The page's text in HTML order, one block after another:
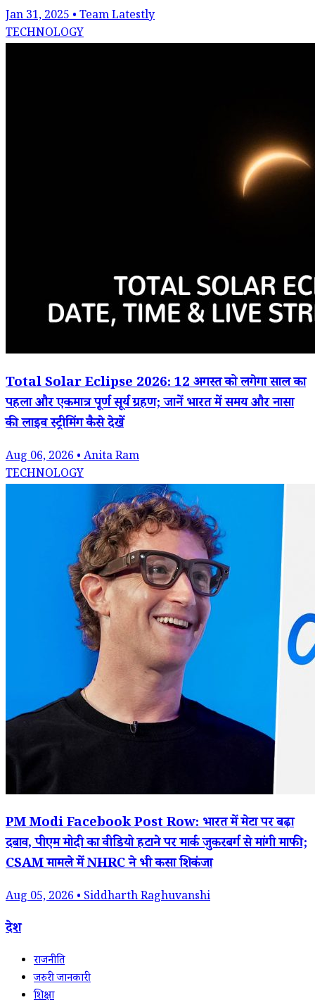
Jan 31, 2025 • Team Latestly
TECHNOLOGY
Total Solar Eclipse 2026: 12 अगस्त को लगेगा साल का
पहला और एकमात्र पूर्ण सूर्य ग्रहण; जानें भारत में समय और नासा
की लाइव स्ट्रीमिंग कैसे देखें
Aug 06, 2026 • Anita Ram
TECHNOLOGY
PM Modi Facebook Post Row: भारत में मेटा पर बढ़ा
दबाव, पीएम मोदी का वीडियो हटाने पर मार्क जुकरबर्ग से मांगी माफी;
CSAM मामले में NHRC ने भी कसा शिकंजा
Aug 05, 2026 • Siddharth Raghuvanshi
देश
राजनीति
जरुरी जानकारी
शिक्षा